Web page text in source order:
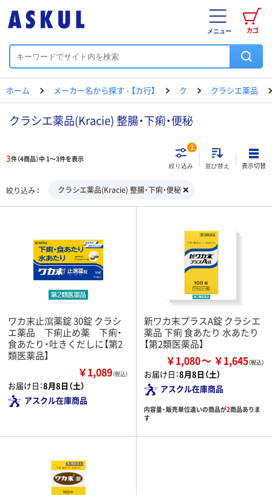
カゴ
メニュー
ホーム メーカー名から探す - 【カ行】 ク クラシエ薬品
クラシエ薬品(Kracie) 整腸・下痢・便秘
3件（4商品）中 1～3件を表示
絞り込み
1
並び替え 表示切替
絞り込み クラシエ薬品(Kracie) 整腸・下痢・便秘
ワカ末止瀉薬錠 30錠 クラシ
エ薬品 下痢止め薬 下痢・
食あたり・吐きくだしに【第2
類医薬品】
￥1,089（税込）
お届け日：8月8日（土）
アスクル在庫商品
新ワカ末プラスA錠 クラシエ
薬品 下痢 食あたり 水あたり
【第2類医薬品】
￥1,080 ￥1,645
お届け日：8月8日（土）
アスクル在庫商品
内容量・販売単位違いの商品が2商品ありま
す